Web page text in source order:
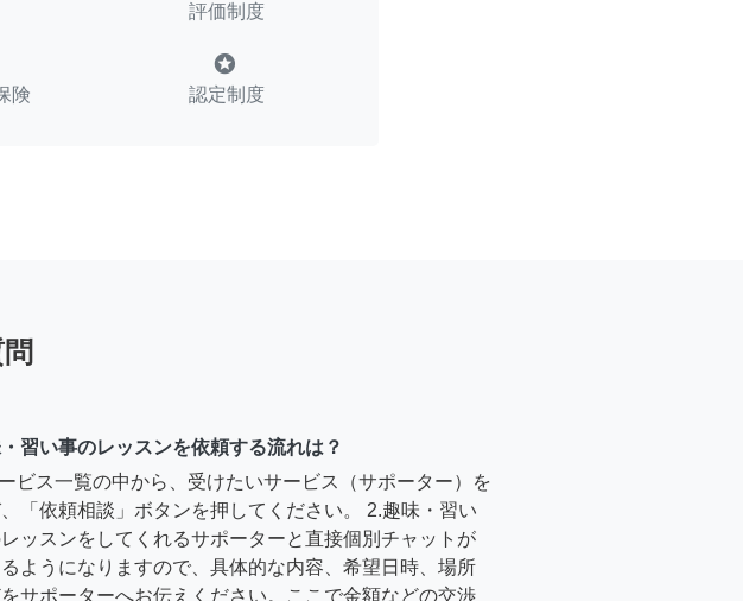
評価制度
険
stars
認定制度
習い事のレッスンを依頼する流れは？
ビス一覧の中から、受けたいサービス（サポーター）を
「依頼相談」ボタンを押してください。 2.趣味・習い
ッスンをしてくれるサポーターと直接個別チャットが
ようになりますので、具体的な内容、希望日時、場所
サポーターへお伝えください。ここで金額などの交渉